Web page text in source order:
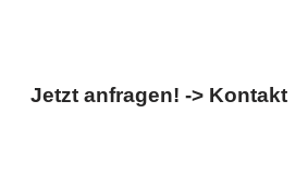
Jetzt anfragen! -> Kontakt